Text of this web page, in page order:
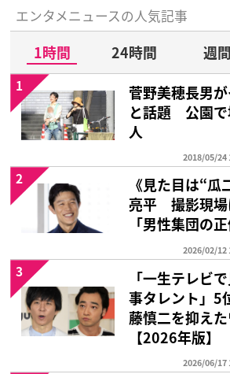
エンタメニュースの人気記事
1時間 24時間 週間
菅野美穂長男
と話題 公園で
人
2018/05/24
1
《見た目は“
亮平 撮影現場
「男性集団の正
2026/02/12
2
「一生テレビ
事タレント」5
藤慎二を抑え
【2026年版】
2026/06/17
3